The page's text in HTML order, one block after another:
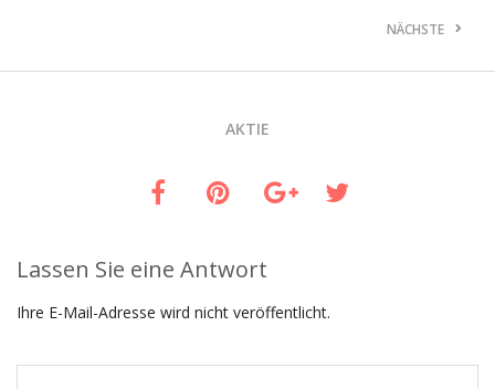
NÄCHSTE
AKTIE
Lassen Sie eine Antwort
Ihre E-Mail-Adresse wird nicht veröffentlicht.